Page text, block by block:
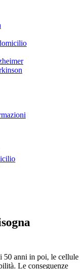
50 anni in poi, le cellule
Le conseguenze